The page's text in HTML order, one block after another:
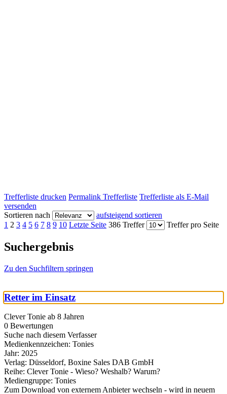
Trefferliste drucken Permalink Trefferliste Trefferliste als E-Mail
versenden
Sortieren nach
aufsteigend sortieren
1 2 3 4 5 6 7 8 9 10 Letzte Seite 386 Treffer Treffer pro Seite
Suchergebnis
Zu den Suchfiltern springen
Retter im Einsatz
Clever Tonie ab 8 Jahren
0 Bewertungen
Suche nach diesem Verfasser
Medienkennzeichen: Tonies
Jahr: 2025
Verlag: Düsseldorf, Boxine Sales DAB GmbH
Reihe: Clever Tonie - Wieso? Weshalb? Warum?
Mediengruppe: Tonies
Zum Download von externem Anbieter wechseln - wird in neuem